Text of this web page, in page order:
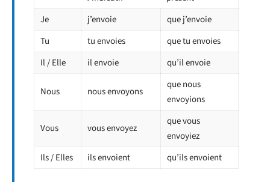
Je
j’envoie
que j’envoie
Tu
tu envoies
que tu envoies
Il / Elle
il envoie qu’il envoie
Nous nous envoyons
que nous
envoyions
Vous vous envoyez
que vous
envoyiez
Ils / Elles
ils envoient qu’ils envoient